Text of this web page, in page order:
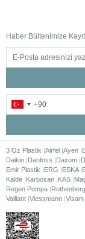
Haber Bültenimize
3 Öz Plastik Airfel Ayen
Daikin Danfoss Daxom
Emir Plastik
ERG ESKA
Kalde Karbosan KAS
Regen Pompa
Vaillant Viessmann Visam